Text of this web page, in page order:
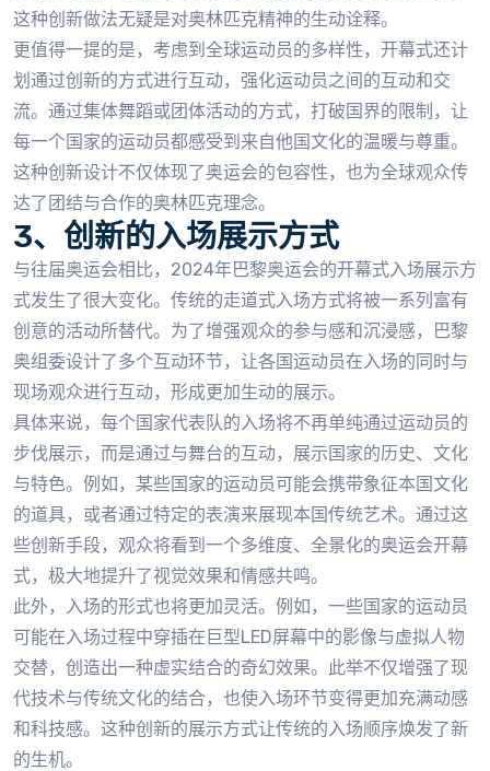
这种创新做法无疑是对奥林匹克精神的生动诠释。
更值得一提的是，考虑到全球运动员的多样性，开幕式还计
划通过创新的方式进行互动，强化运动员之间的互动和交
流。通过集体舞蹈或团体活动的方式，打破国界的限制，让
每一个国家的运动员都感受到来自他国文化的温暖与尊重。
这种创新设计不仅体现了奥运会的包容性，也为全球观众传
达了团结与合作的奥林匹克理念。
3、创新的入场展示方式
与往届奥运会相比，2024年巴黎奥运会的开幕式入场展示方
式发生了很大变化。传统的走道式入场方式将被一系列富有
创意的活动所替代。为了增强观众的参与感和沉浸感，巴黎
奥组委设计了多个互动环节，让各国运动员在入场的同时与
现场观众进行互动，形成更加生动的展示。
具体来说，每个国家代表队的入场将不再单纯通过运动员的
步伐展示，而是通过与舞台的互动，展示国家的历史、文化
与特色。例如，某些国家的运动员可能会携带象征本国文化
的道具，或者通过特定的表演来展现本国传统艺术。通过这
些创新手段，观众将看到一个多维度、全景化的奥运会开幕
式，极大地提升了视觉效果和情感共鸣。
此外，入场的形式也将更加灵活。例如，一些国家的运动员
可能在入场过程中穿插在巨型LED屏幕中的影像与虚拟人物
交替，创造出一种虚实结合的奇幻效果。此举不仅增强了现
代技术与传统文化的结合，也使入场环节变得更加充满动感
和科技感。这种创新的展示方式让传统的入场顺序焕发了新
的生机。